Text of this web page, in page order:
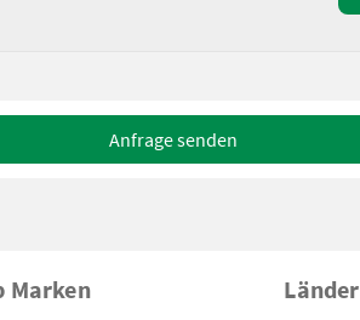
Anfrage senden
Marken Länder